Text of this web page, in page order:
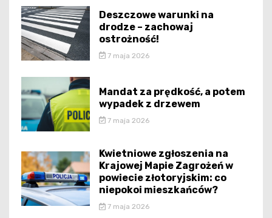
Deszczowe warunki na
drodze – zachowaj
ostrożność!
7 maja 2026
Mandat za prędkość, a potem
wypadek z drzewem
7 maja 2026
Kwietniowe zgłoszenia na
Krajowej Mapie Zagrożeń w
powiecie złotoryjskim: co
niepokoi mieszkańców?
7 maja 2026